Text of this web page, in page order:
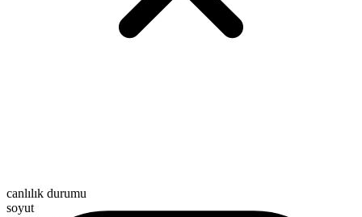
canlılık durumu
soyut